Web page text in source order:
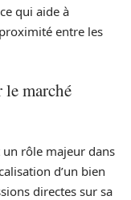
qui aide à
entre les
le marché
rôle majeur dans
d’un bien
directes sur sa